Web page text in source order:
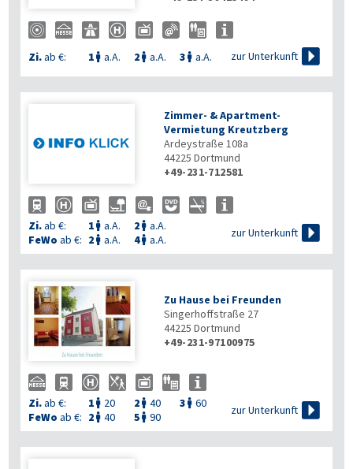
Zi.ab €: 1  a.A. 2  a.A. 3  a.A. zur Unterkunft 
Zimmer- & Apartment-
Vermietung Kreutzberg
Ardeystraße 108a
44225 Dortmund
+49-231-712581
Zi.ab €: 1  a.A. 2  a.A.
FeWo ab €: 2  a.A. 4 a.A.
zur Unterkunft 
Zu Hause bei Freunden
Singerhoffstraße 27
44225 Dortmund
+49-231-97100975
Zi.ab €: 1  20 2  40 3  60
FeWo ab €: 2  40 5  90
zur Unterkunft 